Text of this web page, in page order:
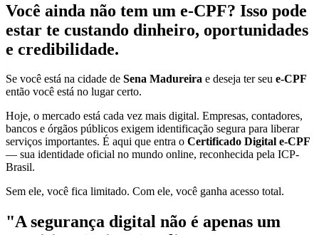
Você ainda não tem um e-CPF? Isso pode
estar te custando dinheiro, oportunidades
e credibilidade.
Se você está na cidade de Sena Madureira e deseja ter seu e-CPF
então você está no lugar certo.
Hoje, o mercado está cada vez mais digital. Empresas, contadores,
bancos e órgãos públicos exigem identificação segura para liberar
serviços importantes. É aqui que entra o Certificado Digital e-CPF
— sua identidade oficial no mundo online, reconhecida pela ICP-
Brasil.
Sem ele, você fica limitado. Com ele, você ganha acesso total.
"A segurança digital não é apenas um